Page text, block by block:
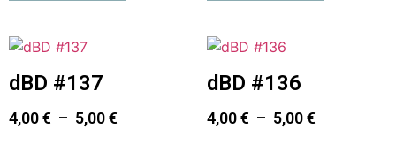
dBD #137
4,00€ – 5,00€
dBD #136
4,00€ – 5,00€